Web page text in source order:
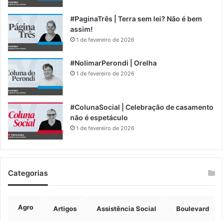
#PaginaTrês | Terra sem lei? Não é bem
assim!
1 de fevereiro de 2026
#NolimarPerondi | Orelha
1 de fevereiro de 2026
#ColunaSocial | Celebração de casamento
não é espetáculo
1 de fevereiro de 2026
Categorias
Agro Artigos Assistência Social Boulevard